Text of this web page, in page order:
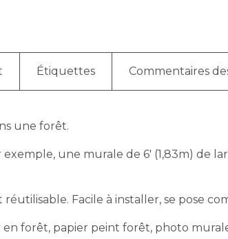
Étiquettes Commentaires
une forêt.
une murale de 6′ (1,83m) de
Facile à installer, se pose
forêt, papier peint forêt, photo